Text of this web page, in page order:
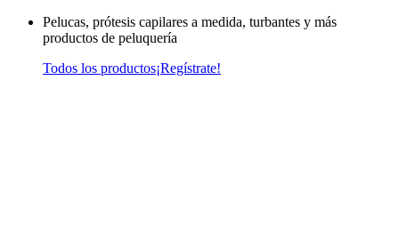
Pelucas, prótesis capilares a medida, turbantes y más
productos de peluquería
Todos los productos¡Regístrate!